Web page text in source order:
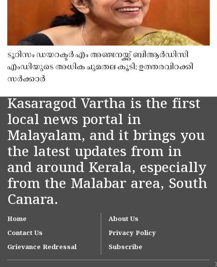
ടൂറിസം ഡയറക്ടർ എം അഞ്ജനയ്ക്ക് ബിആർഡിസി
എംഡിയുടെ അധിക ചുമതല കൂടി; ഉത്തരവിറക്കി
സർക്കാർ
Kasaragod Vartha is the first
local news portal in
Malayalam, and it brings you
the latest updates from in
and around Kerala, especially
from the Malabar area, South
Canara.
Home
About Us
Contact Us
Privacy Policy
Grievance Redressal
Subscribe